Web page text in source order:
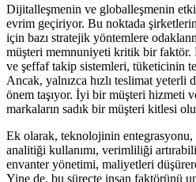
Dijitalleşmenin ve globalleşmenin
evrim geçiriyor. Bu noktada şirketlerin
için bazı stratejik yöntemlere
müşteri memnuniyeti kritik bir faktör.
ve şeffaf takip sistemleri, tüketicinin
Ancak, yalnızca hızlı teslimat yeterli
önem taşıyor. İyi bir müşteri hizmeti
markaların sadık bir müşteri kitlesi
Ek olarak, teknolojinin
analitiği kullanımı, verimliliği
envanter yönetimi, maliyetleri
Yine de, bu süreçte insan faktörünü